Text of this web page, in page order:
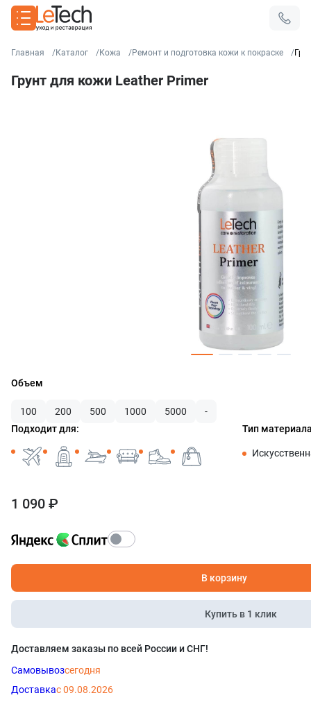
Главная Каталог Кожа Ремонт и подготовка кожи к покраске
Грунт для кожи Leather Primer
Объем
100 200 500 1000 5000
-
Подходит для:
Тип
1 090 ₽
В корзину
Купить в 1 клик
Доставляем заказы по всей России и СНГ!
Самовывозсегодня
Доставкас 09.08.2026